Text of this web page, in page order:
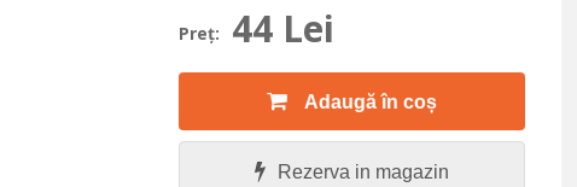
Preţ: 44 Lei
Adaugă în coș
Rezerva in magazin